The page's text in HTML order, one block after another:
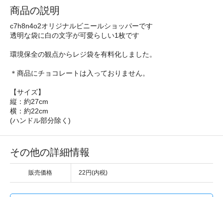
商品の説明
c7h8n4o2オリジナルビニールショッパーです
透明な袋に白の文字が可愛らしい1枚です
環境保全の観点からレジ袋を有料化しました。
＊商品にチョコレートは入っておりません。
【サイズ】
縦：約27cm
横：約22cm
(ハンドル部分除く)
その他の詳細情報
販売価格 22円(内税)